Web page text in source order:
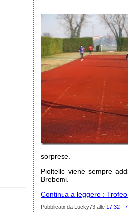
sorprese.
Pioltello viene sempre
Brebemi.
Continua a leggere :
Pubblicato da Lucky73alle 17:32